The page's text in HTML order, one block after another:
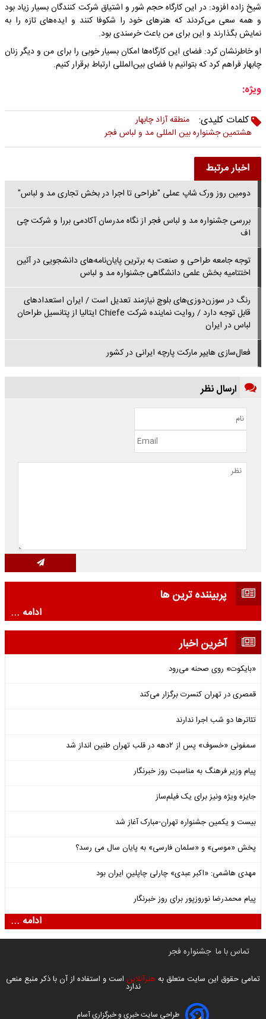
شیخ زاده افزود: در این کارگاه حجم شور و اشتیاق شرکت کنندگان بسیار زیاد بود
و همه سعی می‌کردند که هنرهای خود را شکوفا کنند و ایده‌های تازه را به
نمایش بگذارند و این برای من باعث خرسندی بود.
او خاطرنشان کرد: فضای این کارگاه‌ها امکان بسیار خوبی را برای من و دیگر زنان
چابهار فراهم کرد که بتوانیم با فضای بین‌المللی ارتباط برقرار کنیم.
ویژه:
کلمات کلیدی:
منطقه آزاد چابهار
هشتمین جشنواره بین المللی مد و لباس فجر
اخبار مرتبط
دومین روز ورک شاپ عملی "طراحی تا اجرا در بخش تجاری مد و لباس"
بررسی جشنواره مد و لباس فجر از نگاه مدرسان آکادمی بررا و شرکت چی
اف
توجه جامعه طراحی و صنعت به برترین پایان‌نامه‌های دانشجویی در آئین
اختتامیه بخش علمی دانشگاهی جشنواره مد و لباس
رنگ در سوزن‌دوزی‌های بلوچ نیازمند تعدیل است / ایران استعدادهای
قابل توجه دارد / روایت نماینده شرکت Chiefe ایتالیا از پتانسیل طراحان
لباس در ایران
فعال‌سازی هایپر مارکت پارچه ایرانی در کشور
ارسال نظر
پربیننده ترین ها
ادامه ...
آخرین اخبار
«بایکوت» روی صحنه می‌رود
قمصری در تهران کنسرت برگزار می‌کند
تئاترها دو شب اجرا ندارند
سمفونی «خسوف» پس از ۲دهه در قلب تهران طنین انداز شد
پیام وزیر فرهنگ به مناسبت روز خبرنگار
جایزه ویژه ونیز برای یک فیلم‌ساز
بیست و یکمین جشنواره تهران-مبارک آغاز شد
پخش «موسی» و «سلمان فارسی» به پایان سال می رسد؟
مهدی هاشمی: «اکبر عبدی» چارلی چاپلینِ ایران بود
پیام محمدرضا نوروزپور برای روز خبرنگار
ادامه ...
تماس با ما جشنواره فجر
تمامی حقوق این سایت متعلق به هنرآنلاین است و استفاده از آن با ذکر منبع منعی
ندارد
طراحی سایت خبری و خبرگزاری آسام